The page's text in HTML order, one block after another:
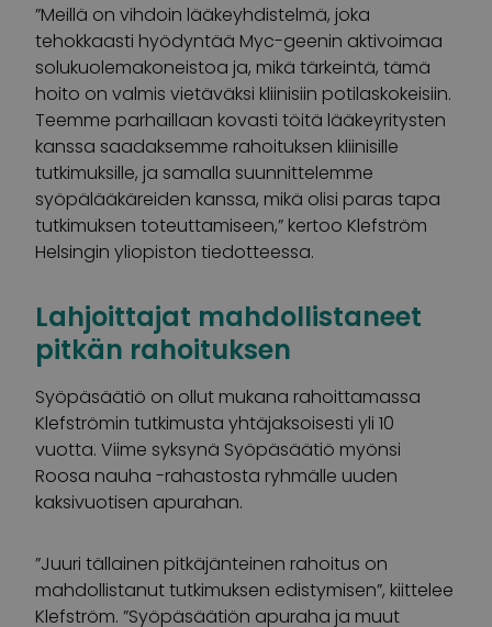
”Meillä on vihdoin lääkeyhdistelmä, joka
tehokkaasti hyödyntää Myc-geenin aktivoimaa
solukuolemakoneistoa ja, mikä tärkeintä, tämä
hoito on valmis vietäväksi kliinisiin potilaskokeisiin.
Teemme parhaillaan kovasti töitä lääkeyritysten
kanssa saadaksemme rahoituksen kliinisille
tutkimuksille, ja samalla suunnittelemme
syöpälääkäreiden kanssa, mikä olisi paras tapa
tutkimuksen toteuttamiseen,” kertoo Klefström
Helsingin yliopiston tiedotteessa.
Lahjoittajat mahdollistaneet
pitkän rahoituksen
Syöpäsäätiö on ollut mukana rahoittamassa
Klefströmin tutkimusta yhtäjaksoisesti yli 10
vuotta. Viime syksynä Syöpäsäätiö myönsi
Roosa nauha -rahastosta ryhmälle uuden
kaksivuotisen apurahan.
”Juuri tällainen pitkäjänteinen rahoitus on
mahdollistanut tutkimuksen edistymisen”, kiittelee
Klefström. ”Syöpäsäätiön apuraha ja muut